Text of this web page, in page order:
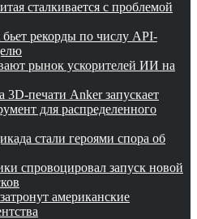
сталкивается с проблемой
рекорды по числу API-
рынок ускорителей ИИ на
3D-печати Anker запускает
для распределенного
стали героями спора об
спровоцировал запуск новой
американские